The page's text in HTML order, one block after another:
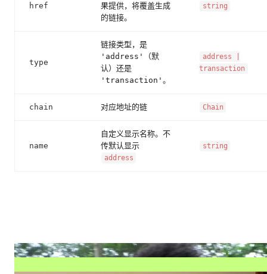
href
果提供，将覆盖生成
的链接。
string
type
链接类型，是
'address'（默
认）还是
'transaction'。
address |
transaction
chain 对应地址的链 Chain
name
自定义显示名称。不
传默认显示
address
string